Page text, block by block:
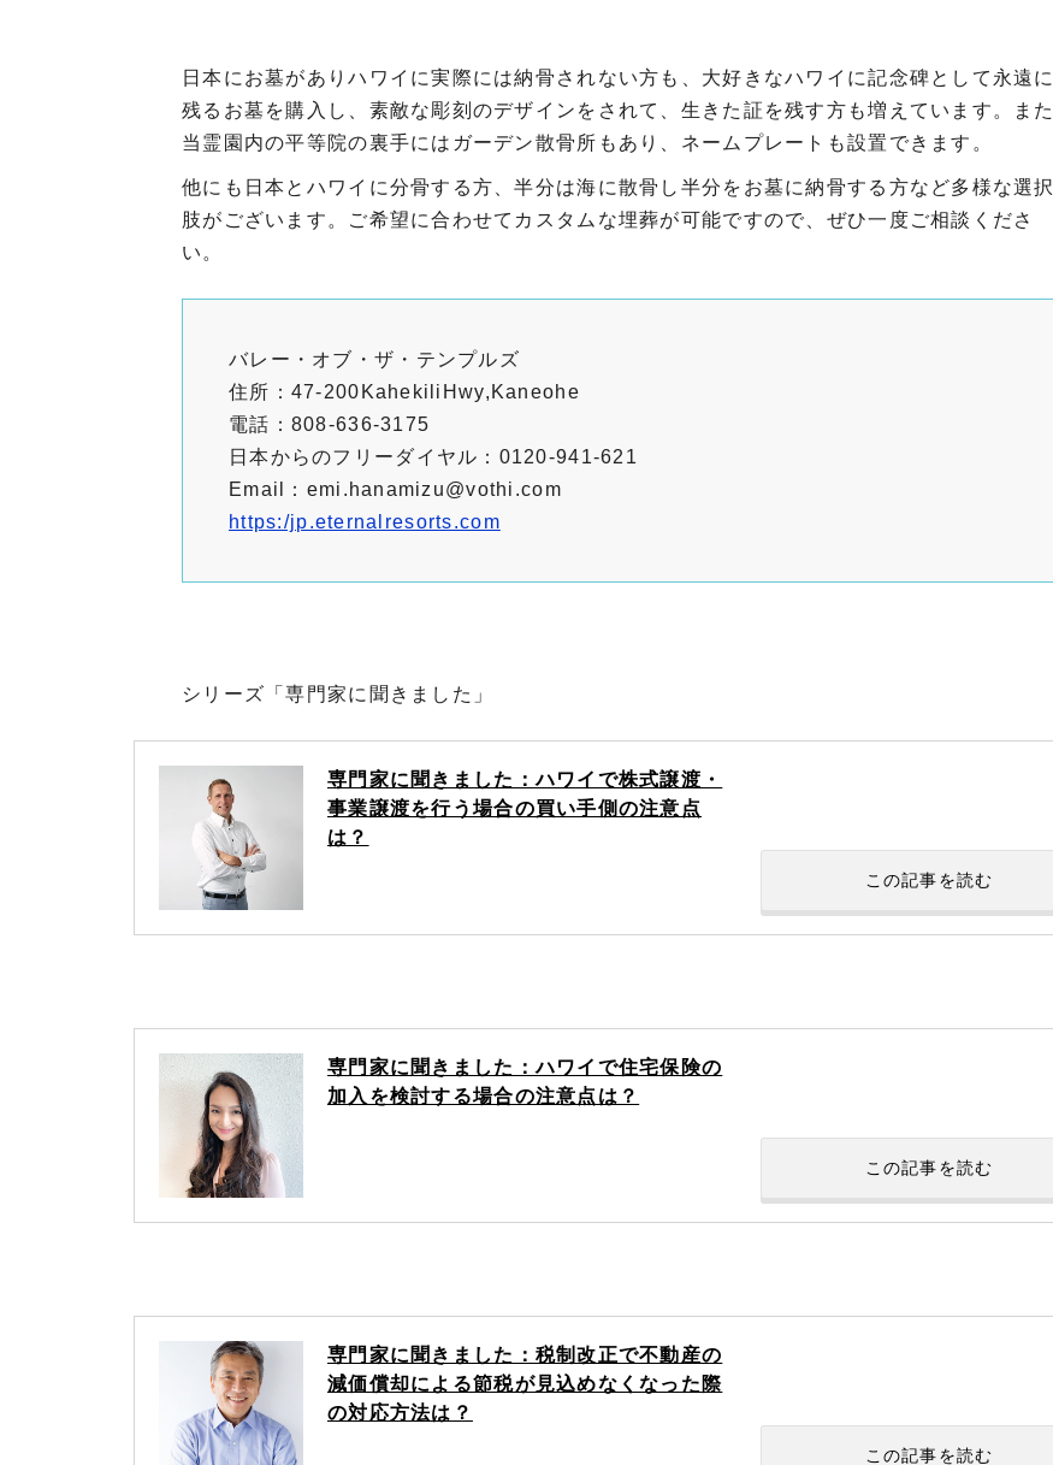
日本にお墓がありハワイに実際には納骨されない方も、大好きなハワイに記念碑として永遠に
残るお墓を購入し、素敵な彫刻のデザインをされて、生きた証を残す方も増えています。また
当霊園内の平等院の裏手にはガーデン散骨所もあり、ネームプレートも設置できます。
他にも日本とハワイに分骨する方、半分は海に散骨し半分をお墓に納骨する方など多様な選択
肢がございます。ご希望に合わせてカスタムな埋葬が可能ですので、ぜひ一度ご相談くださ
い。
バレー・オブ・ザ・テンプルズ
住所：47-200KahekiliHwy,Kaneohe
電話：808-636-3175
日本からのフリーダイヤル：0120-941-621
Email：emi.hanamizu@vothi.com
https:/jp.eternalresorts.com
シリーズ「専門家に聞きました」
専門家に聞きました：ハワイで株式譲渡・
事業譲渡を行う場合の買い手側の注意点
は？
この記事を読む
専門家に聞きました：ハワイで住宅保険の
加入を検討する場合の注意点は？
この記事を読む
専門家に聞きました：税制改正で不動産の
減価償却による節税が見込めなくなった際
の対応方法は？
この記事を読む